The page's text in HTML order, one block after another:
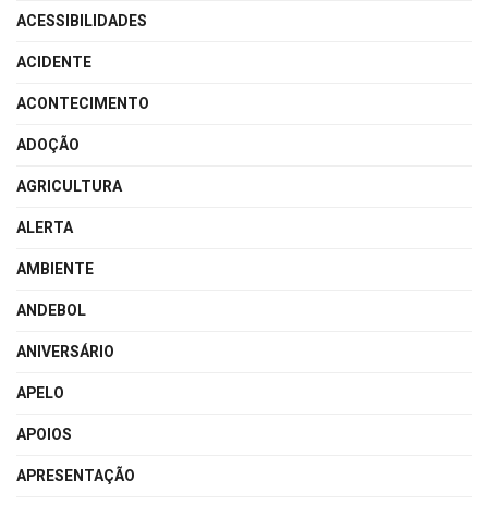
ACESSIBILIDADES
ACIDENTE
ACONTECIMENTO
ADOÇÃO
AGRICULTURA
ALERTA
AMBIENTE
ANDEBOL
ANIVERSÁRIO
APELO
APOIOS
APRESENTAÇÃO